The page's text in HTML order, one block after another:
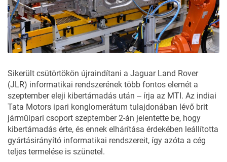
Sikerült csütörtökön újraindítani a Jaguar Land Rover
(JLR) informatikai rendszerének több fontos elemét a
szeptember eleji kibertámadás után ‒ írja az MTI. Az indiai
Tata Motors ipari konglomerátum tulajdonában lévő brit
járműipari csoport szeptember 2-án jelentette be, hogy
kibertámadás érte, és ennek elhárítása érdekében leállította
gyártásirányító informatikai rendszereit, így azóta a cég
teljes termelése is szünetel.